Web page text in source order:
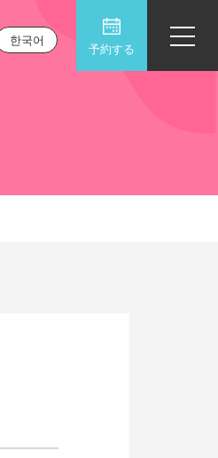
한국어
予約する